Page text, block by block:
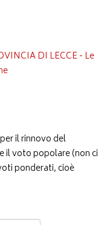
DI LECCE - Le
il rinnovo del
il voto popolare (non ci
ponderati, cioè